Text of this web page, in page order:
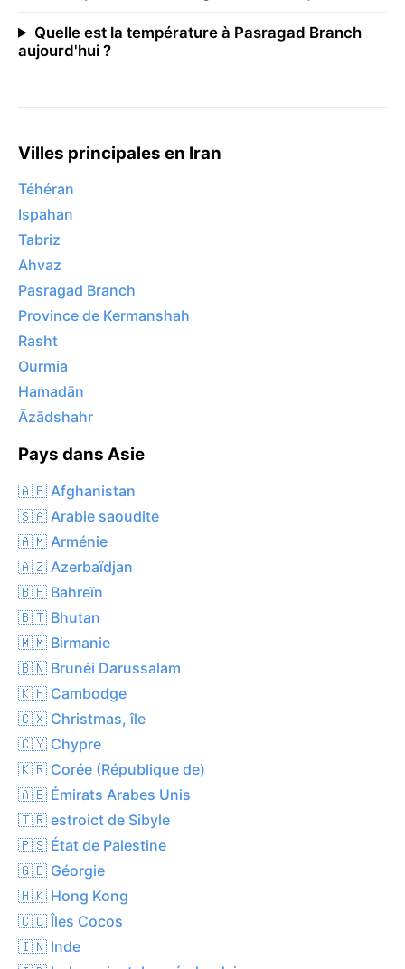
Quelle est la température à Pasragad Branch
aujourd'hui ?
Villes principales en Iran
Téhéran
Ispahan
Tabriz
Ahvaz
Pasragad Branch
Province de Kermanshah
Rasht
Ourmia
Hamadān
Āzādshahr
Pays dans Asie
🇦🇫 Afghanistan
🇸🇦 Arabie saoudite
🇦🇲 Arménie
🇦🇿 Azerbaïdjan
🇧🇭 Bahreïn
🇧🇹 Bhutan
🇲🇲 Birmanie
🇧🇳 Brunéi Darussalam
🇰🇭 Cambodge
🇨🇽 Christmas, île
🇨🇾 Chypre
🇰🇷 Corée (République de)
🇦🇪 Émirats Arabes Unis
🇹🇷 estroict de Sibyle
🇵🇸 État de Palestine
🇬🇪 Géorgie
🇭🇰 Hong Kong
🇨🇨 Îles Cocos
🇮🇳 Inde